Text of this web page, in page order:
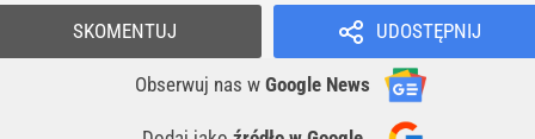
UDOSTĘPNIJ
Obserwuj nas w Google News
SKOMENTUJ